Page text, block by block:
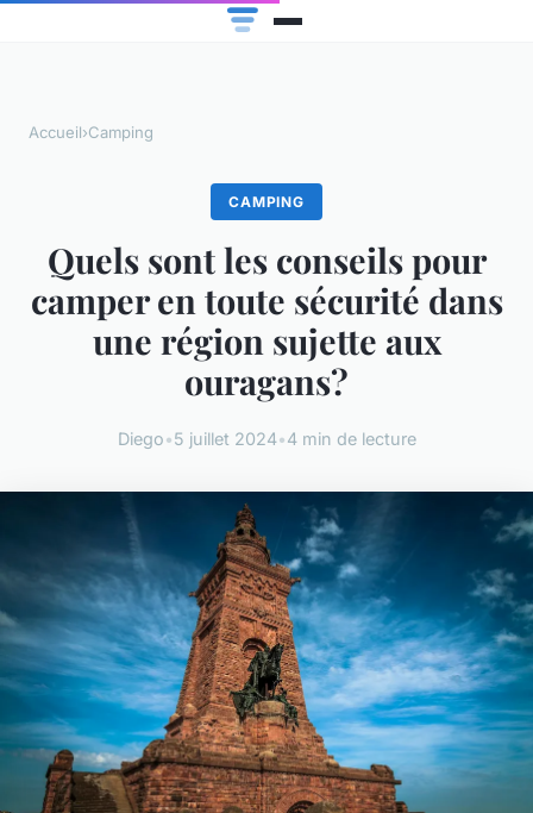
Accueil›Camping
CAMPING
Quels sont les conseils pour
camper en toute sécurité dans
une région sujette aux
ouragans?
Diego•5 juillet 2024•4 min de lecture